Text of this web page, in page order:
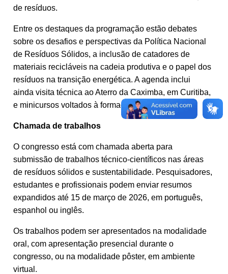
de resíduos.
Entre os destaques da programação estão debates
sobre os desafios e perspectivas da Política Nacional
de Resíduos Sólidos, a inclusão de catadores de
materiais recicláveis na cadeia produtiva e o papel dos
resíduos na transição energética. A agenda inclui
ainda visita técnica ao Aterro da Caximba, em Curitiba,
e minicursos voltados à formação técnica na área.
Chamada de trabalhos
O congresso está com chamada aberta para
submissão de trabalhos técnico-científicos nas áreas
de resíduos sólidos e sustentabilidade. Pesquisadores,
estudantes e profissionais podem enviar resumos
expandidos até 15 de março de 2026, em português,
espanhol ou inglês.
Os trabalhos podem ser apresentados na modalidade
oral, com apresentação presencial durante o
congresso, ou na modalidade pôster, em ambiente
virtual.